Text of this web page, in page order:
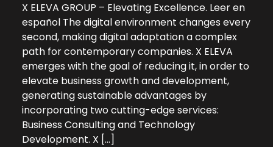
X ELEVA GROUP – Elevating Excellence. Leer en
español The digital environment changes every
second, making digital adaptation a complex
path for contemporary companies. X ELEVA
emerges with the goal of reducing it, in order to
elevate business growth and development,
generating sustainable advantages by
incorporating two cutting-edge services:
Business Consulting and Technology
Development. X […]